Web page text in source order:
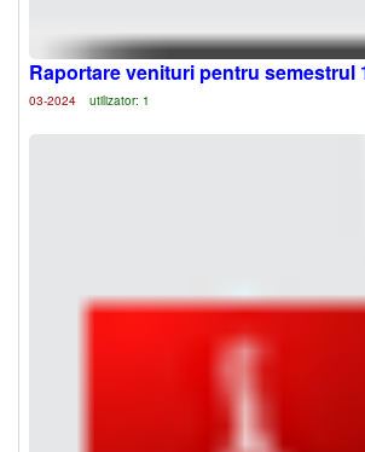
Raportare venituri pentru semestrul
03-2024
utilizator: 1